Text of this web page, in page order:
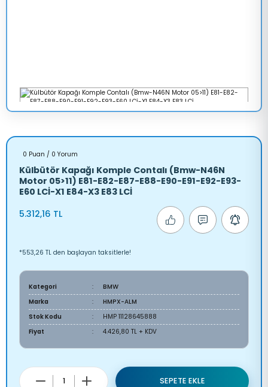
0 Puan / 0 Yorum
Külbütör Kapağı Komple Contalı (Bmw-N46N
Motor 05>11) E81-E82-E87-E88-E90-E91-E92-E93-
E60 LCİ-X1 E84-X3 E83 LCİ
5.312,16 TL
*553,26 TL den başlayan taksitlerle!
Kategori
BMW
Marka
HMPX-ALM
Stok Kodu
HMP 11128645888
Fiyat
4.426,80 TL + KDV
SEPETE EKLE